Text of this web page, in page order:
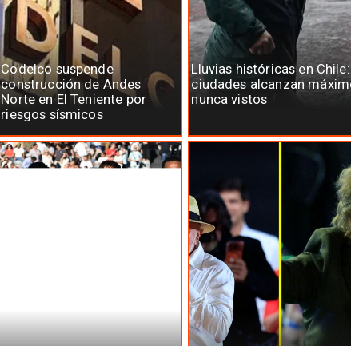
Codelco suspende
construcción de Andes
Norte en El Teniente por
riesgos sísmicos
Lluvias históricas en Chile:
ciudades alcanzan
nunca vistos